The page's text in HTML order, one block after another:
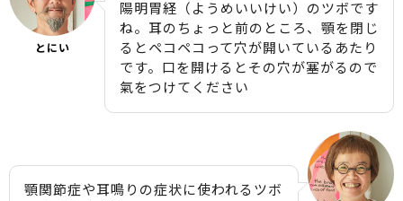
とにい
陽明胃経（ようめいいけい）のツボです
ね。耳のちょっと前のところ、顎を閉じ
るとペコペコって穴が開いているあたり
です。口を開けるとその穴が塞がるので
氣をつけてください
顎関節症や耳鳴りの症状に使われるツボ